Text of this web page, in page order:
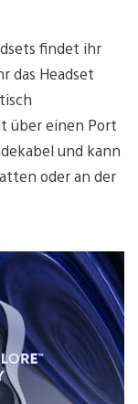
findet ihr
das Headset
über einen Port
und kann
oder an der